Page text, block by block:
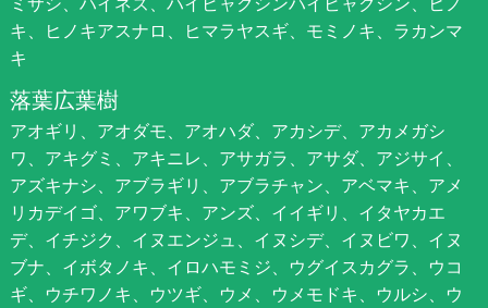
キ、ヒノキアスナロ、ヒマラヤスギ、モミノキ、ラカンマ
キ
落葉広葉樹
アオギリ、アオダモ、アオハダ、アカシデ、アカメガシ
ワ、アキグミ、アキニレ、アサガラ、アサダ、アジサイ、
アズキナシ、アブラギリ、アブラチャン、アベマキ、アメ
リカデイゴ、アワブキ、アンズ、イイギリ、イタヤカエ
デ、イチジク、イヌエンジュ、イヌシデ、イヌビワ、イヌ
ブナ、イボタノキ、イロハモミジ、ウグイスカグラ、ウコ
ギ、ウチワノキ、ウツギ、ウメ、ウメモドキ、ウルシ、ウ